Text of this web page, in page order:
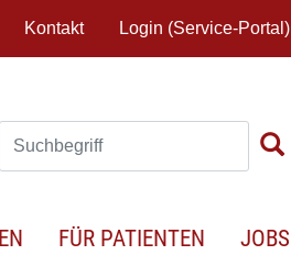
Kontakt Login (Service-Portal)
FÜR PATIENTEN JOBS